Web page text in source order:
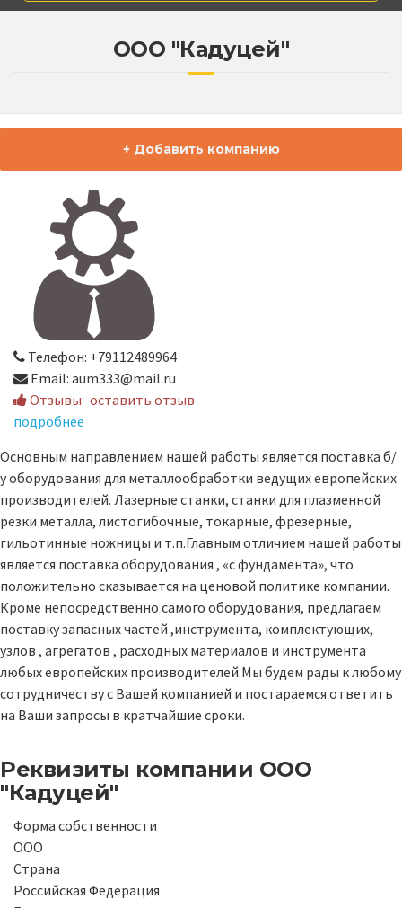
ООО "Кадуцей"
+ Добавить компанию
Телефон: +79112489964
Email: aum333@mail.ru
Отзывы: оставить отзыв
подробнее
Основным направлением нашей работы является поставка б/
у оборудования для металлообработки ведущих европейских
производителей. Лазерные станки, станки для плазменной
резки металла, листогибочные, токарные, фрезерные,
гильотинные ножницы и т.п.Главным отличием нашей работы
является поставка оборудования , «с фундамента», что
положительно сказывается на ценовой политике компании.
Кроме непосредственно самого оборудования, предлагаем
поставку запасных частей ,инструмента, комплектующих,
узлов , агрегатов , расходных материалов и инструмента
любых европейских производителей.Мы будем рады к любому
сотрудничеству с Вашей компанией и постараемся ответить
на Ваши запросы в кратчайшие сроки.
Реквизиты компании ООО
"Кадуцей"
Форма собственности
ООО
Страна
Российская Федерация